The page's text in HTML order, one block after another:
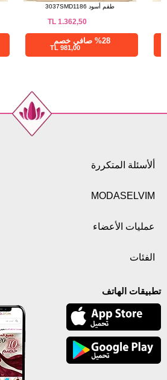
الفستان أسود 2661MSZ1172
1.137,50
TL
819,00 TL
ألأسئلة المتكررة
MODASELVIM
عمليات الأعضاء
الفئات
تطبيقات الهاتف